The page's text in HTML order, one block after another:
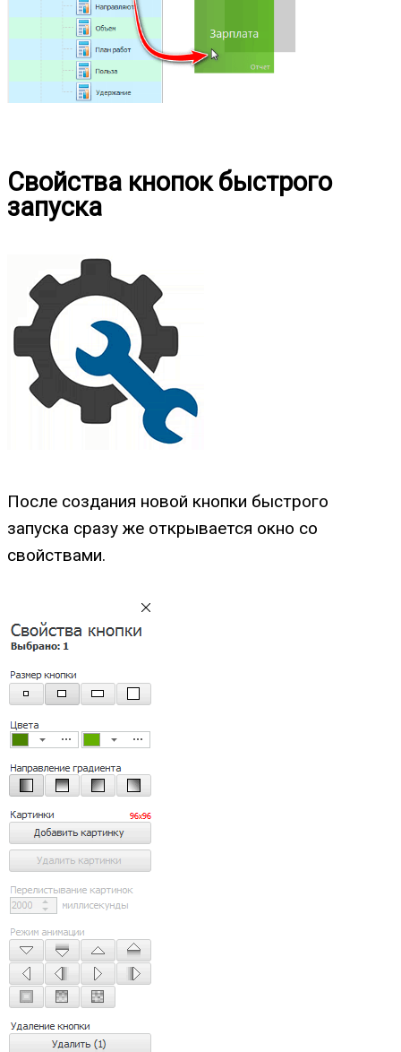
Свойства кнопок быстрого
запуска
После создания новой кнопки быстрого
запуска сразу же открывается окно со
свойствами.